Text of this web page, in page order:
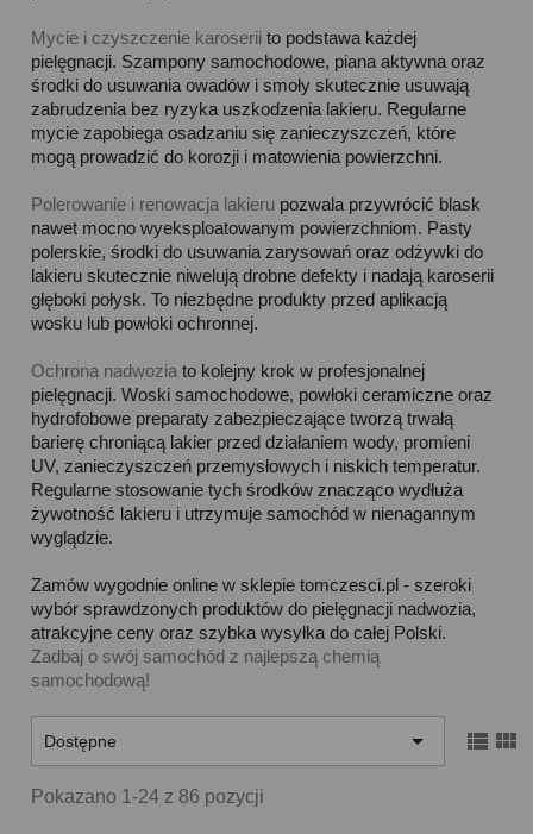
Mycie i czyszczenie karoserii to podstawa każdej
pielęgnacji. Szampony samochodowe, piana aktywna oraz
środki do usuwania owadów i smoły skutecznie usuwają
zabrudzenia bez ryzyka uszkodzenia lakieru. Regularne
mycie zapobiega osadzaniu się zanieczyszczeń, które
mogą prowadzić do korozji i matowienia powierzchni.
Polerowanie i renowacja lakieru pozwala przywrócić blask
nawet mocno wyeksploatowanym powierzchniom. Pasty
polerskie, środki do usuwania zarysowań oraz odżywki do
lakieru skutecznie niwelują drobne defekty i nadają karoserii
głęboki połysk. To niezbędne produkty przed aplikacją
wosku lub powłoki ochronnej.
Ochrona nadwozia to kolejny krok w profesjonalnej
pielęgnacji. Woski samochodowe, powłoki ceramiczne oraz
hydrofobowe preparaty zabezpieczające tworzą trwałą
barierę chroniącą lakier przed działaniem wody, promieni
UV, zanieczyszczeń przemysłowych i niskich temperatur.
Regularne stosowanie tych środków znacząco wydłuża
żywotność lakieru i utrzymuje samochód w nienagannym
wyglądzie.
Zamów wygodnie online w sklepie tomczesci.pl - szeroki
wybór sprawdzonych produktów do pielęgnacji nadwozia,
atrakcyjne ceny oraz szybka wysyłka do całej Polski.
Zadbaj o swój samochód z najlepszą chemią
samochodową!
Dostępne   
Pokazano 1-24 z 86 pozycji